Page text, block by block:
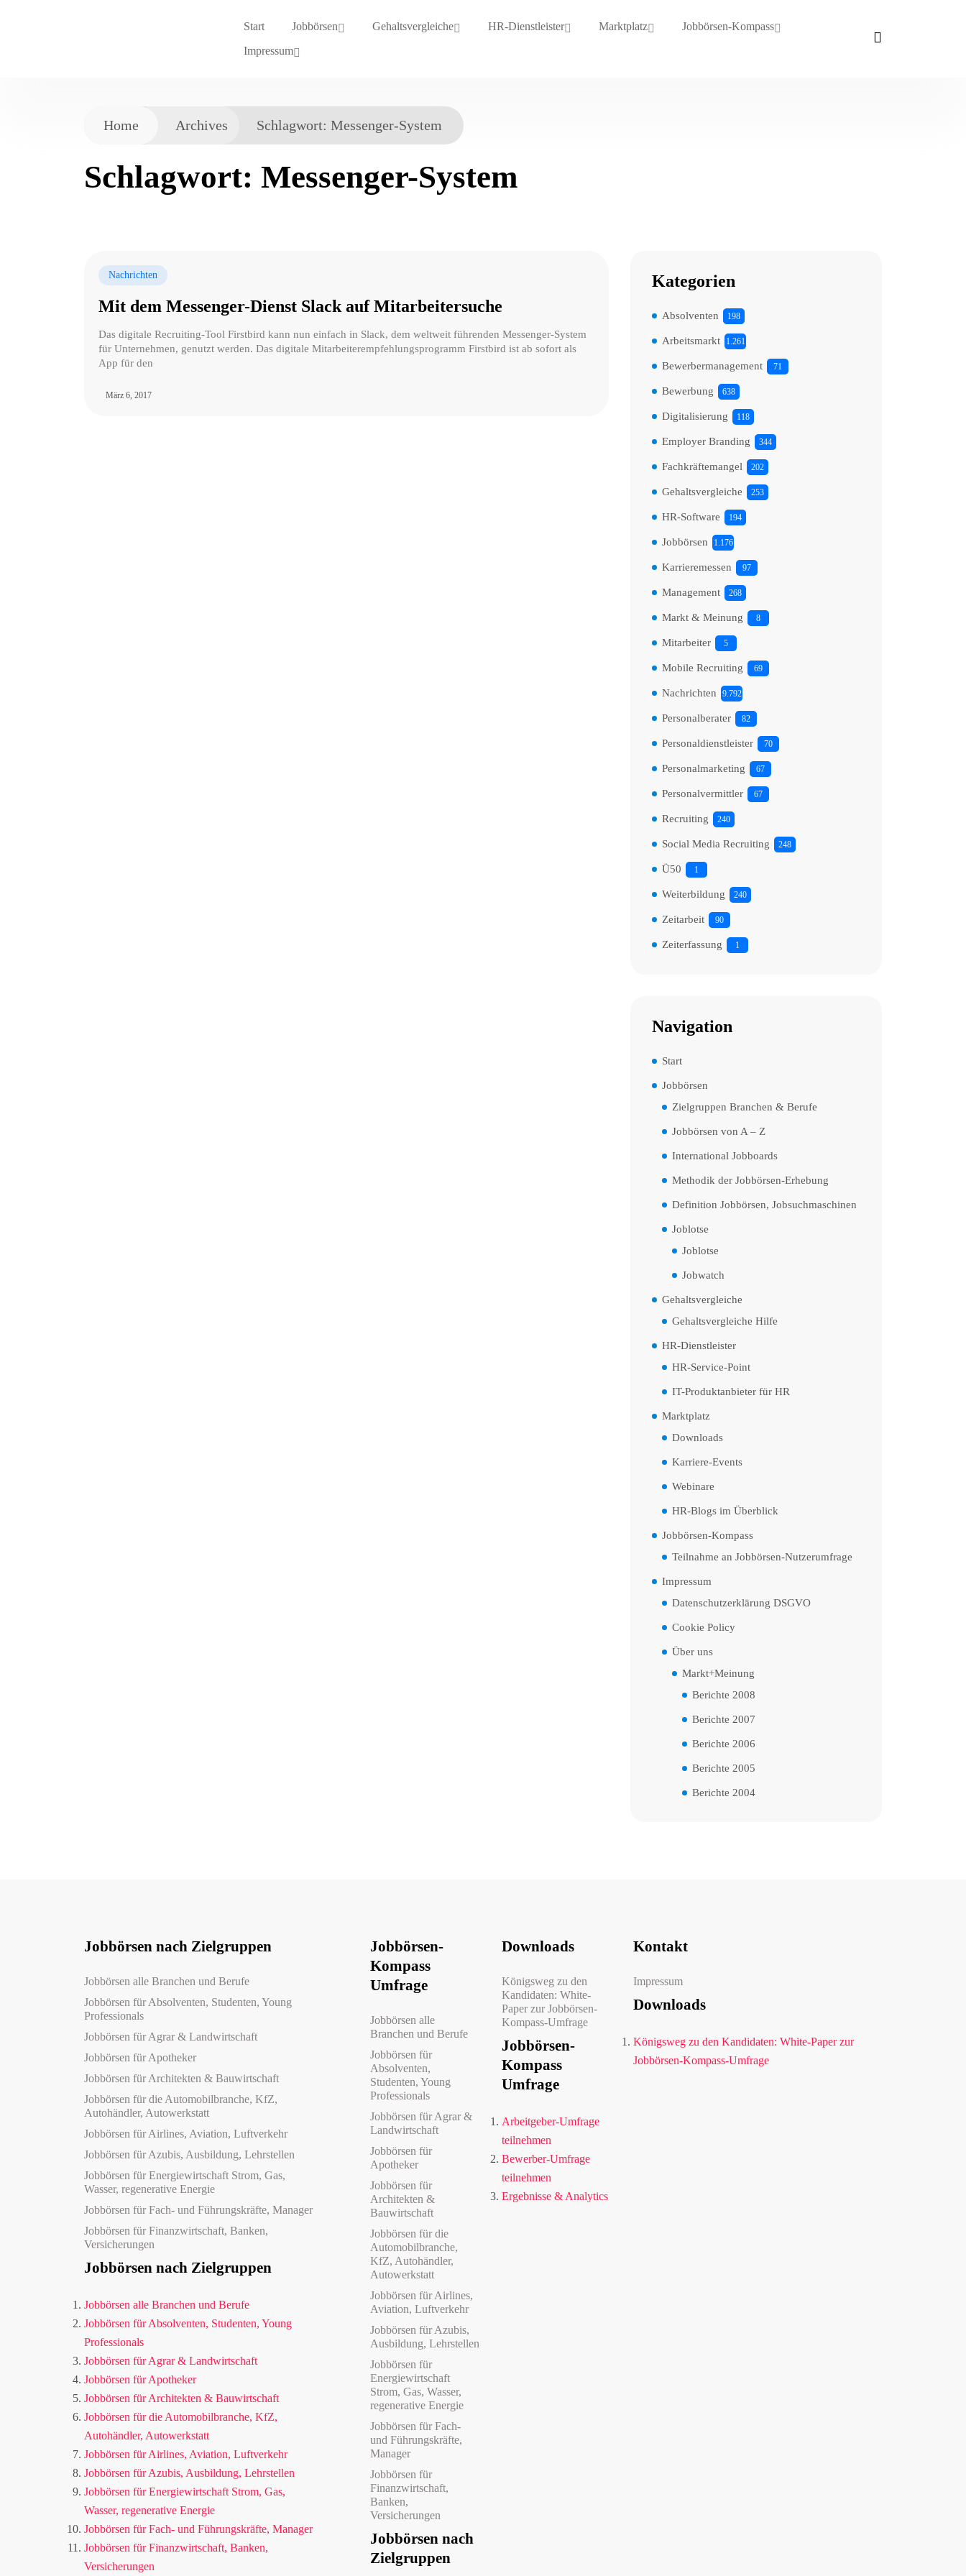
Start Jobbörsen Gehaltsvergleiche HR-Dienstleister Marktplatz
Jobbörsen-Kompass
Impressum
Home Archives Schlagwort: Messenger-System
Schlagwort: Messenger-System
Nachrichten
Mit dem Messenger-Dienst Slack auf Mitarbeitersuche
Das digitale Recruiting-Tool Firstbird kann nun einfach in Slack, dem weltweit führenden Messenger-System
für Unternehmen, genutzt werden. Das digitale Mitarbeiterempfehlungsprogramm Firstbird ist ab sofort als
App für den
März 6, 2017
Kategorien
Absolventen 198
Arbeitsmarkt 1.261
Bewerbermanagement 71
Bewerbung 638
Digitalisierung 118
Employer Branding 344
Fachkräftemangel 202
Gehaltsvergleiche 253
HR-Software 194
Jobbörsen 1.176
Karrieremessen 97
Management 268
Markt & Meinung 8
Mitarbeiter 5
Mobile Recruiting 69
Nachrichten 9.792
Personalberater 82
Personaldienstleister 70
Personalmarketing 67
Personalvermittler 67
Recruiting 240
Social Media Recruiting 248
Ü50 1
Weiterbildung 240
Zeitarbeit 90
Zeiterfassung 1
Navigation
Start
Jobbörsen
Zielgruppen Branchen & Berufe
Jobbörsen von A – Z
International Jobboards
Methodik der Jobbörsen-Erhebung
Definition Jobbörsen, Jobsuchmaschinen
Joblotse
Joblotse
Jobwatch
Gehaltsvergleiche
Gehaltsvergleiche Hilfe
HR-Dienstleister
HR-Service-Point
IT-Produktanbieter für HR
Marktplatz
Downloads
Karriere-Events
Webinare
HR-Blogs im Überblick
Jobbörsen-Kompass
Teilnahme an Jobbörsen-Nutzerumfrage
Impressum
Datenschutzerklärung DSGVO
Cookie Policy
Über uns
Markt+Meinung
Berichte 2008
Berichte 2007
Berichte 2006
Berichte 2005
Berichte 2004
Jobbörsen nach Zielgruppen
Jobbörsen alle Branchen und Berufe
Jobbörsen für Absolventen, Studenten, Young
Professionals
Jobbörsen für Agrar & Landwirtschaft
Jobbörsen für Apotheker
Jobbörsen für Architekten & Bauwirtschaft
Jobbörsen für die Automobilbranche, KfZ,
Autohändler, Autowerkstatt
Jobbörsen für Airlines, Aviation, Luftverkehr
Jobbörsen für Azubis, Ausbildung, Lehrstellen
Jobbörsen für Energiewirtschaft Strom, Gas,
Wasser, regenerative Energie
Jobbörsen für Fach- und Führungskräfte, Manager
Jobbörsen für Finanzwirtschaft, Banken,
Versicherungen
Jobbörsen nach Zielgruppen
Jobbörsen alle Branchen und Berufe
Jobbörsen für Absolventen, Studenten, Young
Professionals
Jobbörsen für Agrar & Landwirtschaft
Jobbörsen für Apotheker
Jobbörsen für Architekten & Bauwirtschaft
Jobbörsen für die Automobilbranche, KfZ,
Autohändler, Autowerkstatt
Jobbörsen für Airlines, Aviation, Luftverkehr
Jobbörsen für Azubis, Ausbildung, Lehrstellen
Jobbörsen für Energiewirtschaft Strom, Gas,
Wasser, regenerative Energie
Jobbörsen für Fach- und Führungskräfte, Manager
Jobbörsen für Finanzwirtschaft, Banken,
Versicherungen
Jobbörsen-
Kompass
Umfrage
Jobbörsen alle
Branchen und Berufe
Jobbörsen für
Absolventen,
Studenten, Young
Professionals
Jobbörsen für Agrar &
Landwirtschaft
Jobbörsen für
Apotheker
Jobbörsen für
Architekten &
Bauwirtschaft
Jobbörsen für die
Automobilbranche,
KfZ, Autohändler,
Autowerkstatt
Jobbörsen für Airlines,
Aviation, Luftverkehr
Jobbörsen für Azubis,
Ausbildung, Lehrstellen
Jobbörsen für
Energiewirtschaft
Strom, Gas, Wasser,
regenerative Energie
Jobbörsen für Fach-
und Führungskräfte,
Manager
Jobbörsen für
Finanzwirtschaft,
Banken,
Versicherungen
Jobbörsen nach
Zielgruppen
Downloads
Königsweg zu den
Kandidaten: White-
Paper zur Jobbörsen-
Kompass-Umfrage
Jobbörsen-
Kompass
Umfrage
Arbeitgeber-Umfrage
teilnehmen
Bewerber-Umfrage
teilnehmen
Ergebnisse & Analytics
Kontakt
Impressum
Downloads
Königsweg zu den Kandidaten: White-Paper zur
Jobbörsen-Kompass-Umfrage